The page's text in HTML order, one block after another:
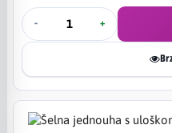
- +